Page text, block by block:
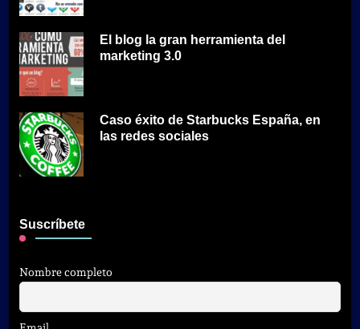
El blog la gran herramienta del
marketing 3.0
Caso éxito de Starbucks España, en
las redes sociales
Suscríbete
Nombre completo